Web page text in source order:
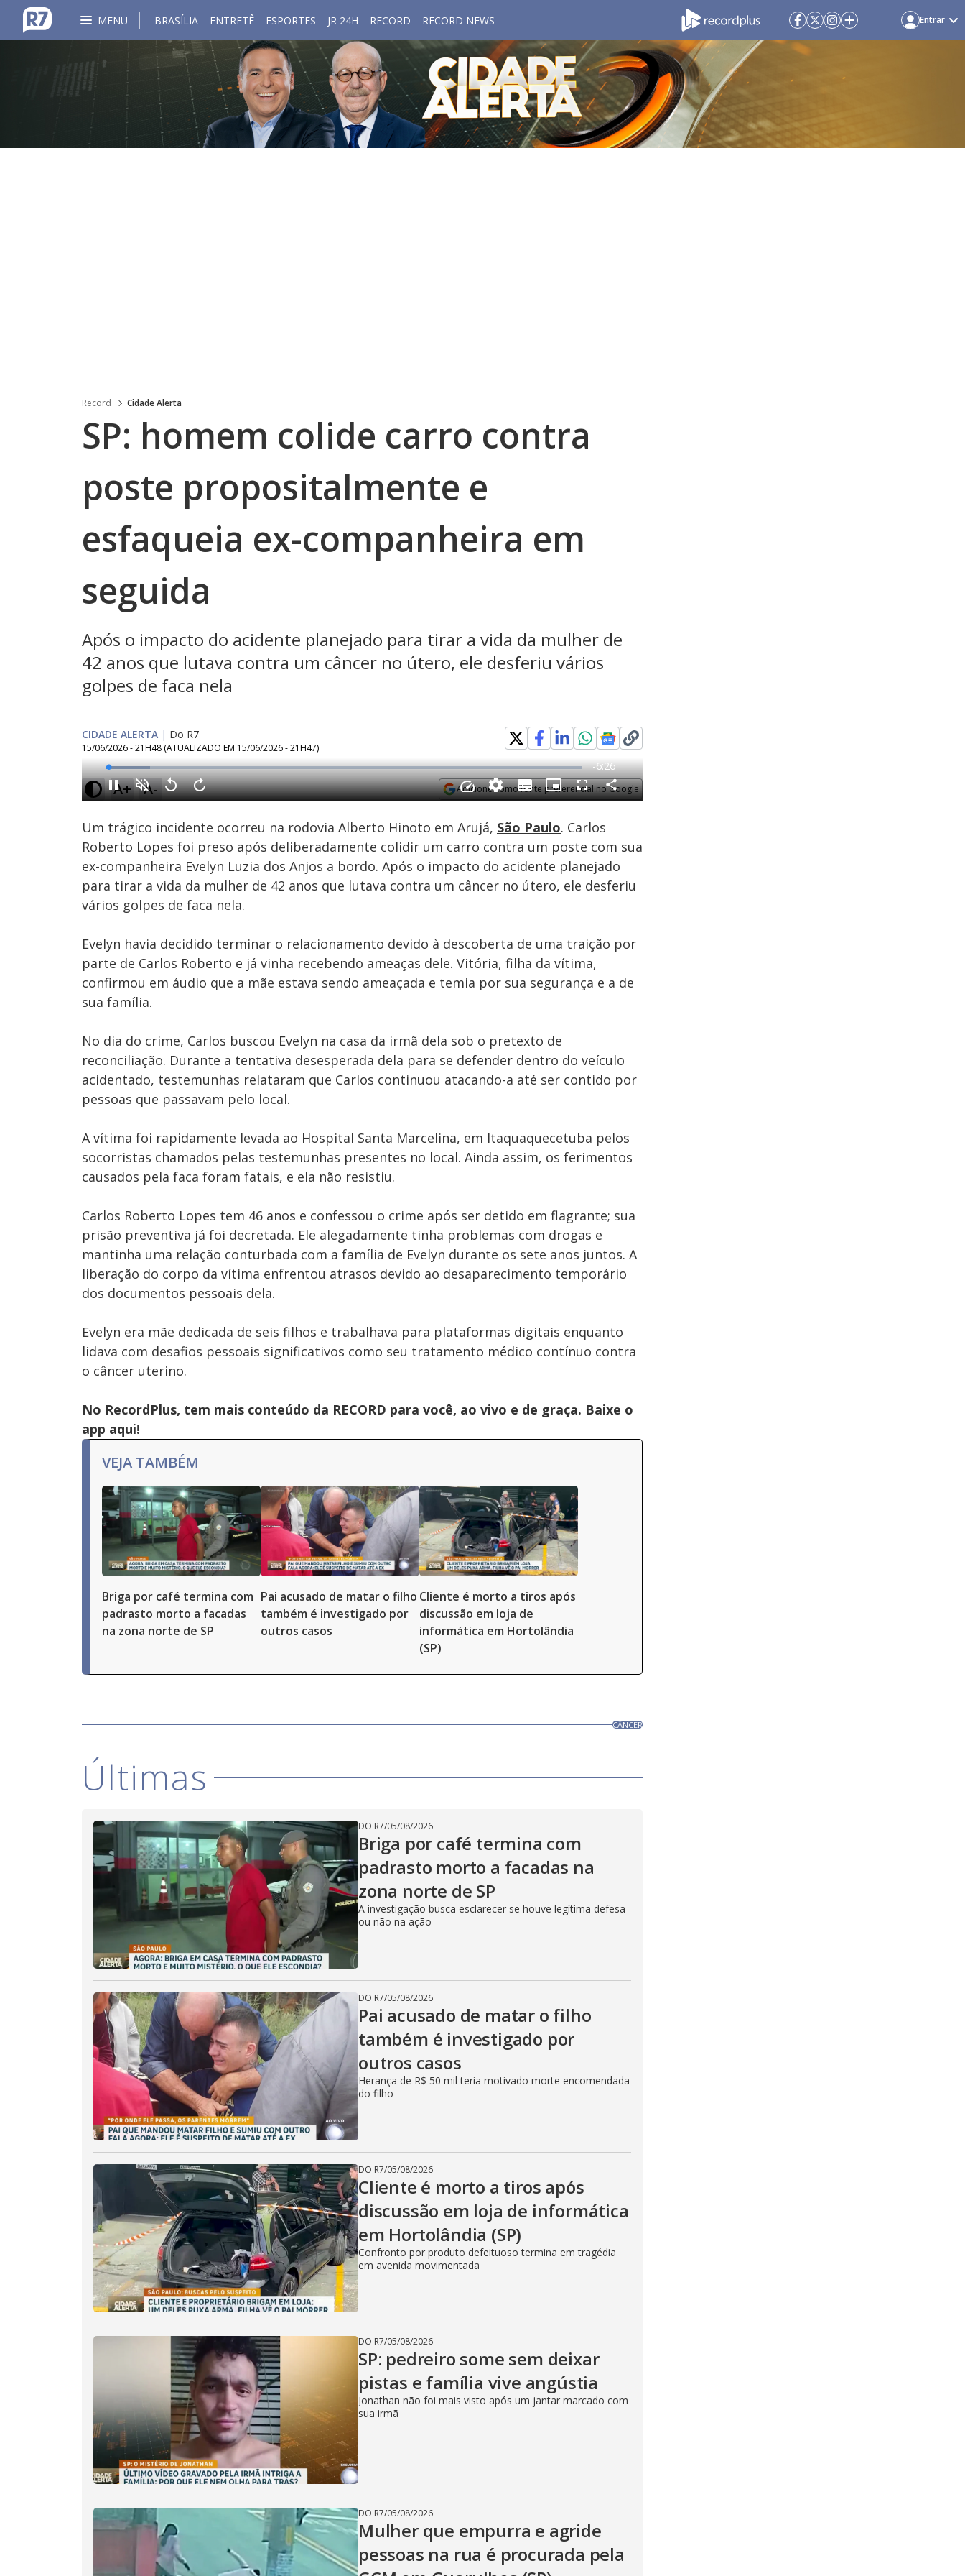
MENU BRASÍLIA ENTRETÊ ESPORTES JR 24H RECORD RECORD NEWS Entrar
Record Cidade Alerta
SP: homem colide carro contra
poste propositalmente e
esfaqueia ex-companheira em
seguida
Após o impacto do acidente planejado para tirar a vida da mulher de
42 anos que lutava contra um câncer no útero, ele desferiu vários
golpes de faca nela
CIDADE ALERTA | Do R7
15/06/2026 - 21H48 (ATUALIZADO EM 15/06/2026 - 21H47)
A+ A- Adicione como fonte preferencial no Google
Ativar
Som
Loaded:
9.27%
Velocidade Subtitles
Um trágico incidente ocorreu na rodovia Alberto Hinoto em Arujá, São Paulo. Carlos
Roberto Lopes foi preso após deliberadamente colidir um carro contra um poste com sua
ex-companheira Evelyn Luzia dos Anjos a bordo. Após o impacto do acidente planejado
para tirar a vida da mulher de 42 anos que lutava contra um câncer no útero, ele desferiu
vários golpes de faca nela.
Evelyn havia decidido terminar o relacionamento devido à descoberta de uma traição por
parte de Carlos Roberto e já vinha recebendo ameaças dele. Vitória, filha da vítima,
confirmou em áudio que a mãe estava sendo ameaçada e temia por sua segurança e a de
sua família.
No dia do crime, Carlos buscou Evelyn na casa da irmã dela sob o pretexto de
reconciliação. Durante a tentativa desesperada dela para se defender dentro do veículo
acidentado, testemunhas relataram que Carlos continuou atacando-a até ser contido por
pessoas que passavam pelo local.
A vítima foi rapidamente levada ao Hospital Santa Marcelina, em Itaquaquecetuba pelos
socorristas chamados pelas testemunhas presentes no local. Ainda assim, os ferimentos
causados pela faca foram fatais, e ela não resistiu.
Carlos Roberto Lopes tem 46 anos e confessou o crime após ser detido em flagrante; sua
prisão preventiva já foi decretada. Ele alegadamente tinha problemas com drogas e
mantinha uma relação conturbada com a família de Evelyn durante os sete anos juntos. A
liberação do corpo da vítima enfrentou atrasos devido ao desaparecimento temporário
dos documentos pessoais dela.
Evelyn era mãe dedicada de seis filhos e trabalhava para plataformas digitais enquanto
lidava com desafios pessoais significativos como seu tratamento médico contínuo contra
o câncer uterino.
No RecordPlus, tem mais conteúdo da RECORD para você, ao vivo e de graça. Baixe o
app aqui!
VEJA TAMBÉM
Briga por café termina com
padrasto morto a facadas
na zona norte de SP
Pai acusado de matar o filho
também é investigado por
outros casos
Cliente é morto a tiros após
discussão em loja de
informática em Hortolândia
(SP)
CÂNCER
Últimas
DO R7/05/08/2026
Briga por café termina com
padrasto morto a facadas na
zona norte de SP
A investigação busca esclarecer se houve legítima defesa
ou não na ação
DO R7/05/08/2026
Pai acusado de matar o filho
também é investigado por
outros casos
Herança de R$ 50 mil teria motivado morte encomendada
do filho
DO R7/05/08/2026
Cliente é morto a tiros após
discussão em loja de informática
em Hortolândia (SP)
Confronto por produto defeituoso termina em tragédia
em avenida movimentada
DO R7/05/08/2026
SP: pedreiro some sem deixar
pistas e família vive angústia
Jonathan não foi mais visto após um jantar marcado com
sua irmã
DO R7/05/08/2026
Mulher que empurra e agride
pessoas na rua é procurada pela